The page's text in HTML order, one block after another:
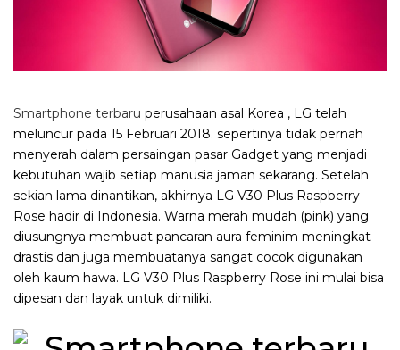
Smartphone terbaru perusahaan asal Korea , LG telah
meluncur pada 15 Februari 2018. sepertinya tidak pernah
menyerah dalam persaingan pasar Gadget yang menjadi
kebutuhan wajib setiap manusia jaman sekarang. Setelah
sekian lama dinantikan, akhirnya LG V30 Plus Raspberry
Rose hadir di Indonesia. Warna merah mudah (pink) yang
diusungnya membuat pancaran aura feminim meningkat
drastis dan juga membuatanya sangat cocok digunakan
oleh kaum hawa. LG V30 Plus Raspberry Rose ini mulai bisa
dipesan dan layak untuk dimiliki.